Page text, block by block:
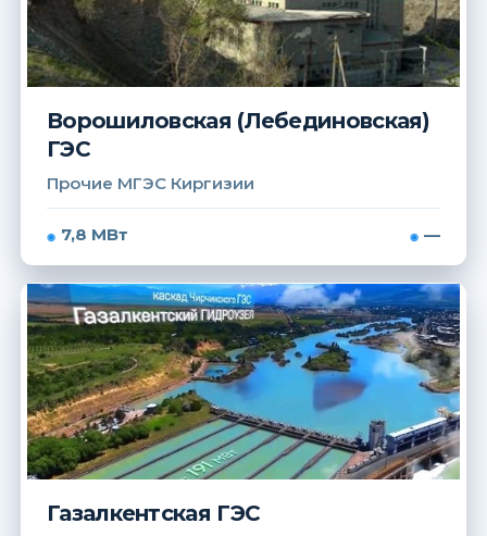
Ворошиловская (Лебединовская)
ГЭС
Прочие МГЭС Киргизии
7,8 МВт —
Газалкентская ГЭС